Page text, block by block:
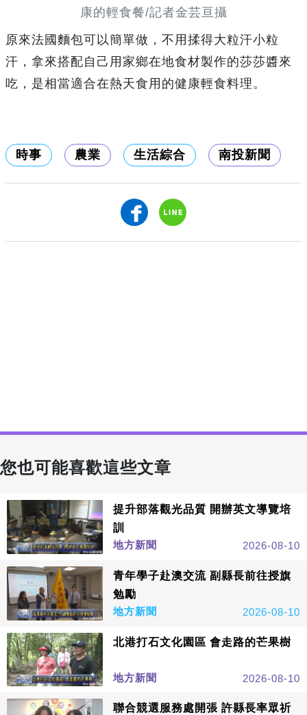
康的輕食餐/記者金芸亘攝
原來法國麵包可以簡單做，不用揉得大粒汗小粒
汗，拿來搭配自己用家鄉在地食材製作的莎莎醬來
吃，是相當適合在熱天食用的健康輕食料理。
時事 農業 生活綜合 南投新聞
您也可能喜歡這些文章
提升部落觀光品質 開辦英文導覽培
訓
地方新聞
2026-08-10
青年學子赴澳交流 副縣長前往授旗
勉勵
地方新聞
2026-08-10
北港打石文化園區 會走路的芒果樹
地方新聞 2026-08-10
聯合競選服務處開張 許縣長率眾祈